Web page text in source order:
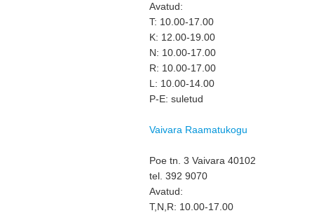
Avatud:
T: 10.00-17.00
K: 12.00-19.00
N: 10.00-17.00
R: 10.00-17.00
L: 10.00-14.00
P-E: suletud
Vaivara Raamatukogu
Poe tn. 3 Vaivara 40102
tel. 392 9070
Avatud:
T,N,R: 10.00-17.00